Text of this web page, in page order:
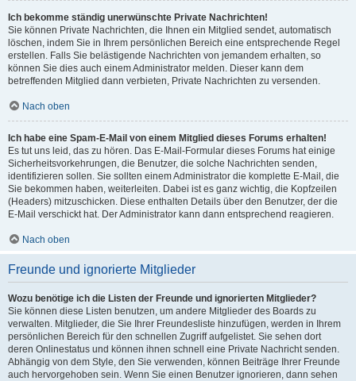
Ich bekomme ständig unerwünschte Private Nachrichten!
Sie können Private Nachrichten, die Ihnen ein Mitglied sendet, automatisch
löschen, indem Sie in Ihrem persönlichen Bereich eine entsprechende Regel
erstellen. Falls Sie belästigende Nachrichten von jemandem erhalten, so
können Sie dies auch einem Administrator melden. Dieser kann dem
betreffenden Mitglied dann verbieten, Private Nachrichten zu versenden.
Nach oben
Ich habe eine Spam-E-Mail von einem Mitglied dieses Forums erhalten!
Es tut uns leid, das zu hören. Das E-Mail-Formular dieses Forums hat einige
Sicherheitsvorkehrungen, die Benutzer, die solche Nachrichten senden,
identifizieren sollen. Sie sollten einem Administrator die komplette E-Mail, die
Sie bekommen haben, weiterleiten. Dabei ist es ganz wichtig, die Kopfzeilen
(Headers) mitzuschicken. Diese enthalten Details über den Benutzer, der die
E-Mail verschickt hat. Der Administrator kann dann entsprechend reagieren.
Nach oben
Freunde und ignorierte Mitglieder
Wozu benötige ich die Listen der Freunde und ignorierten Mitglieder?
Sie können diese Listen benutzen, um andere Mitglieder des Boards zu
verwalten. Mitglieder, die Sie Ihrer Freundesliste hinzufügen, werden in Ihrem
persönlichen Bereich für den schnellen Zugriff aufgelistet. Sie sehen dort
deren Onlinestatus und können ihnen schnell eine Private Nachricht senden.
Abhängig von dem Style, den Sie verwenden, können Beiträge Ihrer Freunde
auch hervorgehoben sein. Wenn Sie einen Benutzer ignorieren, dann sehen